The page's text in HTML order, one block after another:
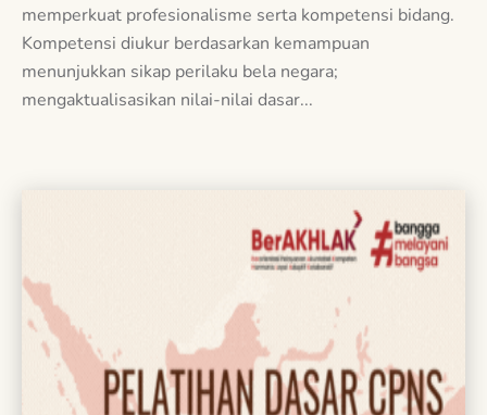
memperkuat profesionalisme serta kompetensi bidang.
Kompetensi diukur berdasarkan kemampuan
menunjukkan sikap perilaku bela negara;
mengaktualisasikan nilai-nilai dasar...